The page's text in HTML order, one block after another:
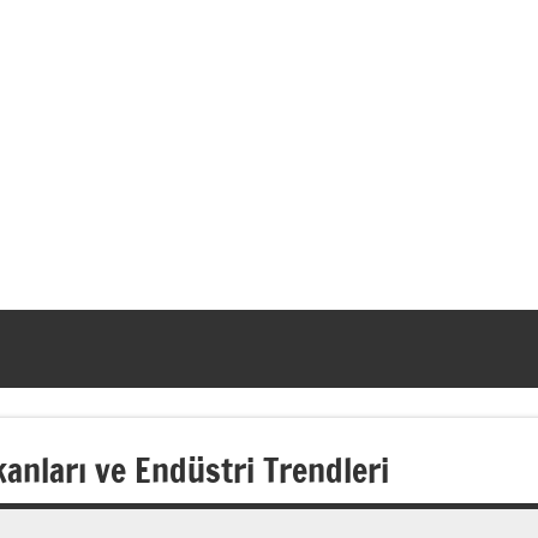
ve Endüstri Trendleri